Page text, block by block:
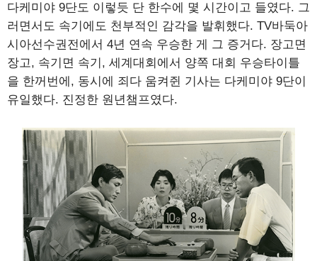
다케미야 9단도 이렇듯 단 한수에 몇 시간이고 들였다. 그
러면서도 속기에도 천부적인 감각을 발휘했다. TV바둑아
시아선수권전에서 4년 연속 우승한 게 그 증거다. 장고면
장고, 속기면 속기, 세계대회에서 양쪽 대회 우승타이틀
을 한꺼번에, 동시에 죄다 움켜쥔 기사는 다케미야 9단이
유일했다. 진정한 원년챔프였다.